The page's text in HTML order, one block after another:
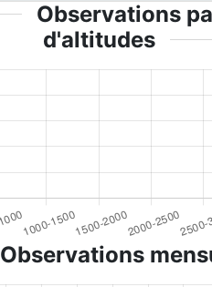
Observations
d'altitudes
Observations